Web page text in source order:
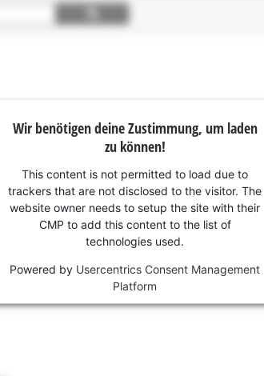
Wir benötigen deine Zustimmung, um laden
zu können!
This content is not permitted to load due to
trackers that are not disclosed to the visitor. The
website owner needs to setup the site with their
CMP to add this content to the list of
technologies used.
Powered by Usercentrics Consent Management
Platform